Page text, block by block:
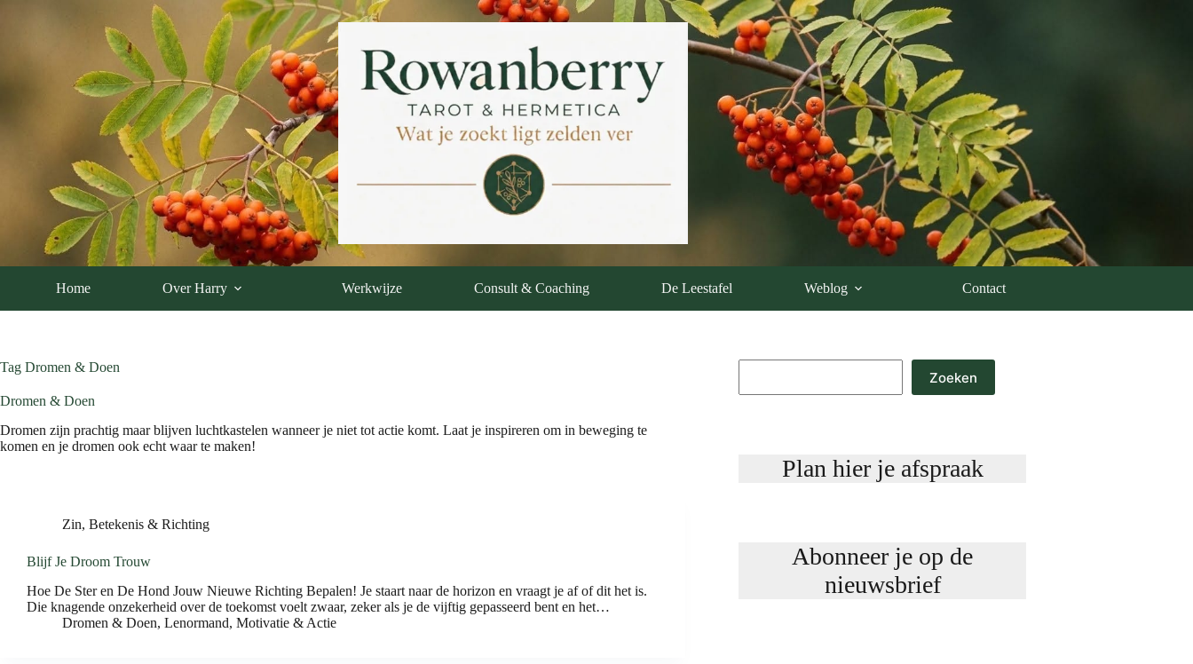
Home Over Harry Werkwijze Consult & Coaching De Leestafel Weblog Contact
Tag Dromen & Doen
Dromen & Doen
Dromen zijn prachtig maar blijven luchtkastelen wanneer je niet tot actie komt. Laat je inspireren om in beweging te
komen en je dromen ook echt waar te maken!
Zin, Betekenis & Richting
Blijf Je Droom Trouw
Hoe De Ster en De Hond Jouw Nieuwe Richting Bepalen! Je staart naar de horizon en vraagt je af of dit het is.
Die knagende onzekerheid over de toekomst voelt zwaar, zeker als je de vijftig gepasseerd bent en het…
Dromen & Doen, Lenormand, Motivatie & Actie
Zoeken
Plan hier je afspraak
Abonneer je op de
nieuwsbrief